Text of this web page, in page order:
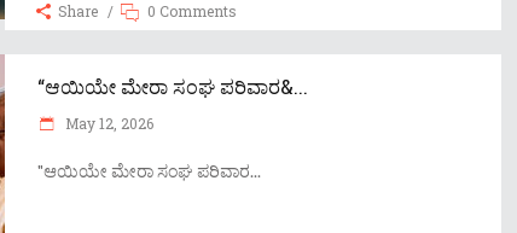
Share 0 Comments
“ಆಯಿಯೇ ಮೇರಾ ಸಂಘ ಪರಿವಾರ&...
May 12, 2026
"ಆಯಿಯೇ ಮೇರಾ ಸಂಘ ಪರಿವಾರ